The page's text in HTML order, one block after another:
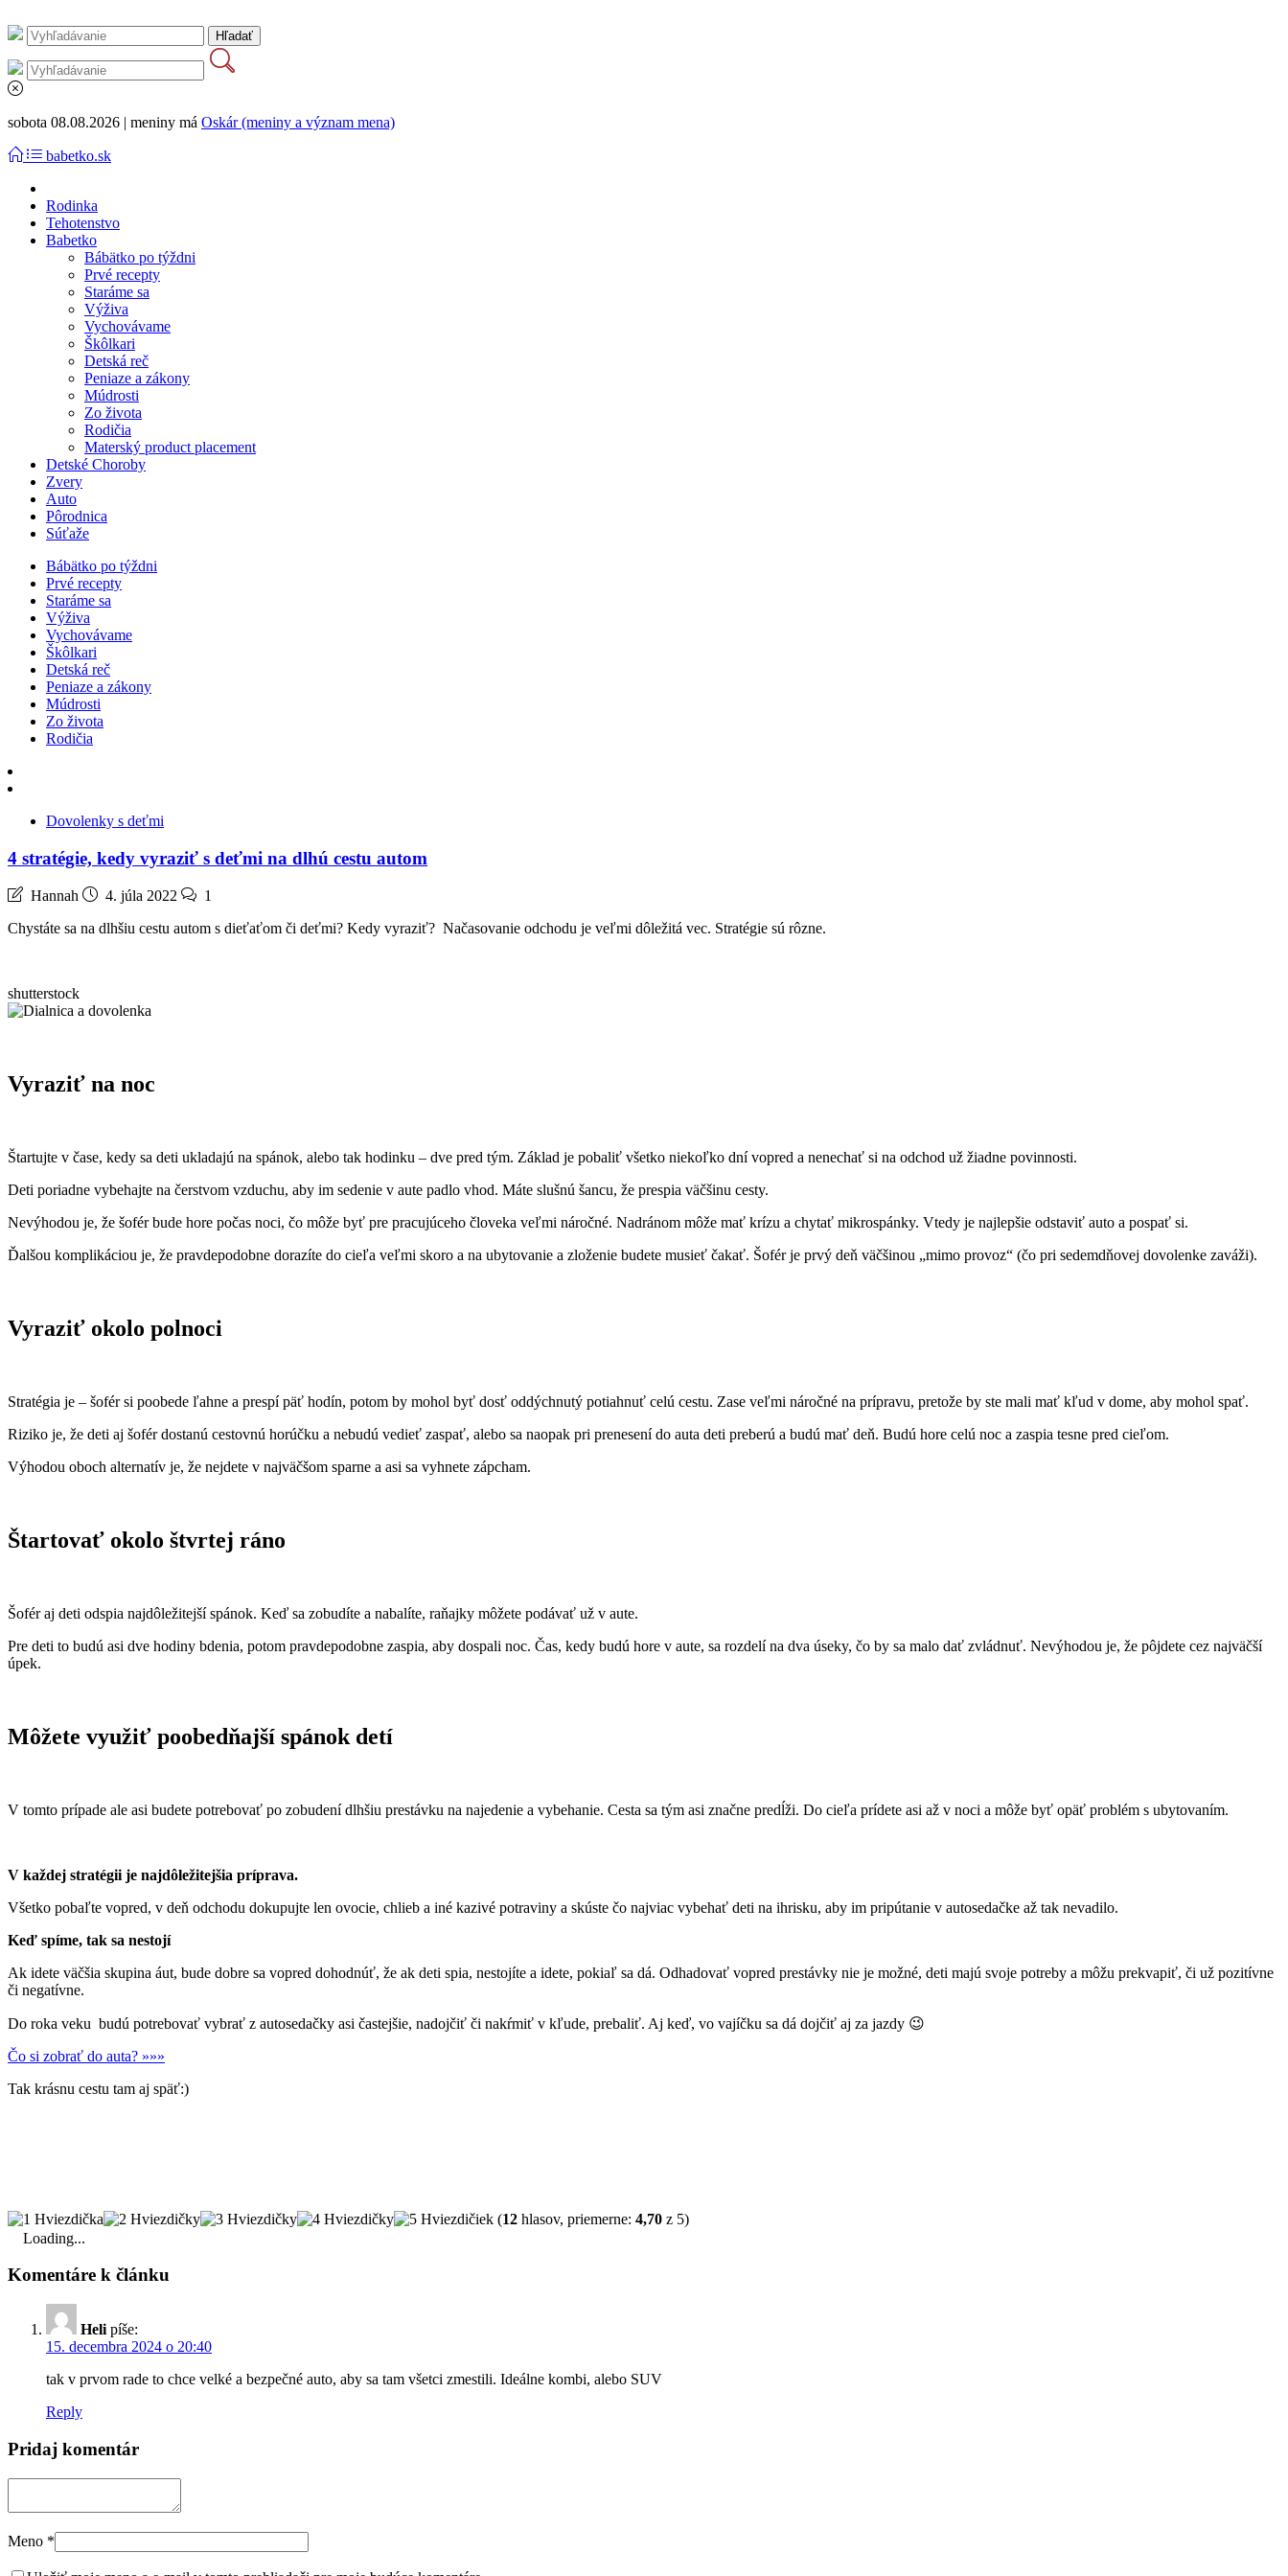
sobota 08.08.2026 | meniny má Oskár (meniny a význam mena)
babetko.sk
Rodinka
Tehotenstvo
Babetko
Bábätko po týždni
Prvé recepty
Staráme sa
Výživa
Vychovávame
Škôlkari
Detská reč
Peniaze a zákony
Múdrosti
Zo života
Rodičia
Materský product placement
Detské Choroby
Zvery
Auto
Pôrodnica
Súťaže
Bábätko po týždni
Prvé recepty
Staráme sa
Výživa
Vychovávame
Škôlkari
Detská reč
Peniaze a zákony
Múdrosti
Zo života
Rodičia
Dovolenky s deťmi
4 stratégie, kedy vyraziť s deťmi na dlhú cestu autom
Hannah 4. júla 2022
1
Chystáte sa na dlhšiu cestu autom s dieťaťom či deťmi? Kedy vyraziť? Načasovanie odchodu je veľmi dôležitá vec. Stratégie sú rôzne.
shutterstock
Vyraziť na noc
Štartujte v čase, kedy sa deti ukladajú na spánok, alebo tak hodinku – dve pred tým. Základ je pobaliť všetko niekoľko dní vopred a nenechať si na odchod už žiadne povinnosti.
Deti poriadne vybehajte na čerstvom vzduchu, aby im sedenie v aute padlo vhod. Máte slušnú šancu, že prespia väčšinu cesty.
Nevýhodou je, že šofér bude hore počas noci, čo môže byť pre pracujúceho človeka veľmi náročné. Nadránom môže mať krízu a chytať mikrospánky. Vtedy je najlepšie odstaviť auto a pospať si.
Ďalšou komplikáciou je, že pravdepodobne dorazíte do cieľa veľmi skoro a na ubytovanie a zloženie budete musieť čakať. Šofér je prvý deň väčšinou „mimo provoz“ (čo pri sedemdňovej dovolenke zaváži).
Vyraziť okolo polnoci
Stratégia je – šofér si poobede ľahne a prespí päť hodín, potom by mohol byť dosť oddýchnutý potiahnuť celú cestu. Zase veľmi náročné na prípravu, pretože by ste mali mať kľud v dome, aby mohol spať.
Riziko je, že deti aj šofér dostanú cestovnú horúčku a nebudú vedieť zaspať, alebo sa naopak pri prenesení do auta deti preberú a budú mať deň. Budú hore celú noc a zaspia tesne pred cieľom.
Výhodou oboch alternatív je, že nejdete v najväčšom sparne a asi sa vyhnete zápcham.
Štartovať okolo štvrtej ráno
Šofér aj deti odspia najdôležitejší spánok. Keď sa zobudíte a nabalíte, raňajky môžete podávať už v aute.
Pre deti to budú asi dve hodiny bdenia, potom pravdepodobne zaspia, aby dospali noc. Čas, kedy budú hore v aute, sa rozdelí na dva úseky, čo by sa malo dať zvládnuť. Nevýhodou je, že pôjdete cez najväčší
úpek.
Môžete využiť poobedňajší spánok detí
V tomto prípade ale asi budete potrebovať po zobudení dlhšiu prestávku na najedenie a vybehanie. Cesta sa tým asi značne predĺži. Do cieľa prídete asi až v noci a môže byť opäť problém s ubytovaním.
V každej stratégii je najdôležitejšia príprava.
Všetko pobaľte vopred, v deň odchodu dokupujte len ovocie, chlieb a iné kazivé potraviny a skúste čo najviac vybehať deti na ihrisku, aby im pripútanie v autosedačke až tak nevadilo.
Keď spíme, tak sa nestojí
Ak idete väčšia skupina áut, bude dobre sa vopred dohodnúť, že ak deti spia, nestojíte a idete, pokiaľ sa dá. Odhadovať vopred prestávky nie je možné, deti majú svoje potreby a môžu prekvapiť, či už pozitívne
či negatívne.
Do roka veku budú potrebovať vybrať z autosedačky asi častejšie, nadojčiť či nakŕmiť v kľude, prebaliť. Aj keď, vo vajíčku sa dá dojčiť aj za jazdy 😉
Čo si zobrať do auta? »»»
Tak krásnu cestu tam aj späť:)
(12 hlasov, priemerne: 4,70 z 5)
Loading...
Komentáre k článku
Heli píše:
15. decembra 2024 o 20:40
tak v prvom rade to chce velké a bezpečné auto, aby sa tam všetci zmestili. Ideálne kombi, alebo SUV
Reply
Pridaj komentár
Meno *